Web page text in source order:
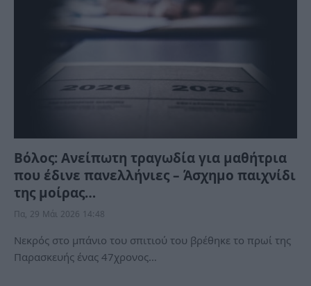
Βόλος: Ανείπωτη τραγωδία για μαθήτρια
που έδινε πανελλήνιες – Άσχημο παιχνίδι
της μοίρας…
Πα, 29 Μάι 2026 14:48
Νεκρός στο μπάνιο του σπιτιού του βρέθηκε το πρωί της
Παρασκευής ένας 47χρονος…